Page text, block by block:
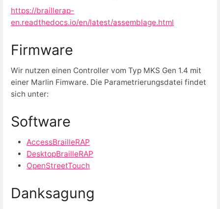
https://braillerap-
en.readthedocs.io/en/latest/assemblage.html
Firmware
Wir nutzen einen Controller vom Typ MKS Gen 1.4 mit
einer Marlin Fimware. Die Parametrierungsdatei findet
sich unter:
Software
AccessBrailleRAP
DesktopBrailleRAP
OpenStreetTouch
Danksagung